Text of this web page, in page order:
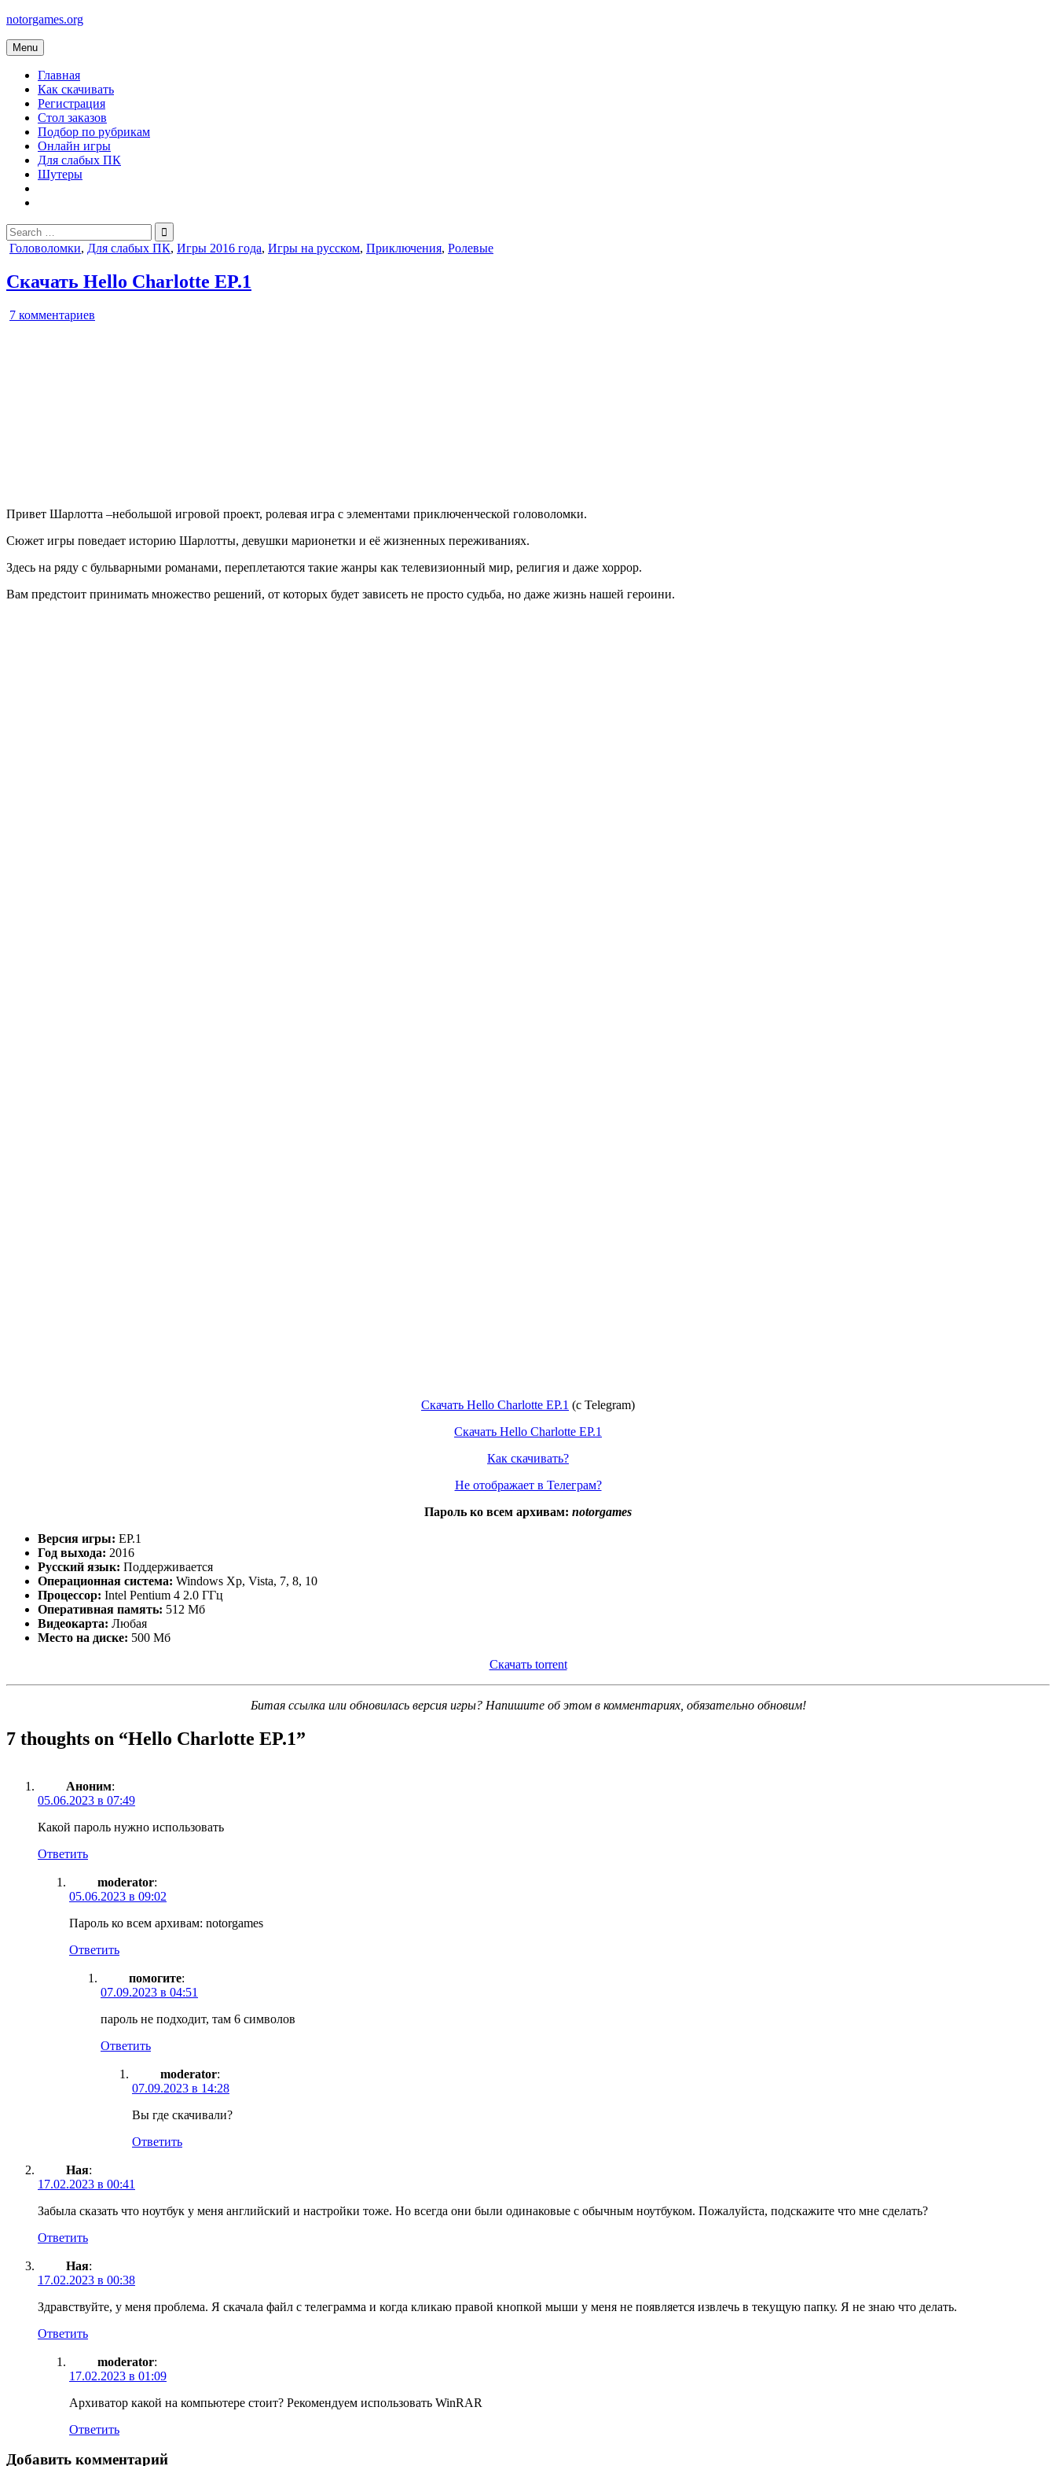
Skip
content
notorgames.org
Menu
Главная
Как скачивать
Регистрация
Стол заказов
Подбор по рубрикам
Онлайн игры
Для слабых ПК
Шутеры
Search
for:
Posted
Головоломки, Для слабых ПК, Игры 2016 года, Игры на русском, Приключения, Ролевые
Скачать Hello Charlotte EP.1
7 комментариев
Привет Шарлотта –небольшой игровой проект, ролевая игра с элементами приключенческой головоломки.
Сюжет игры поведает историю Шарлотты, девушки марионетки и её жизненных переживаниях.
Здесь на ряду с бульварными романами, переплетаются такие жанры как телевизионный мир, религия и даже хоррор.
Вам предстоит принимать множество решений, от которых будет зависеть не просто судьба, но даже жизнь нашей героини.
Скачать Hello Charlotte EP.1 (c Telegram)
Скачать Hello Charlotte EP.1
Как скачивать?
Не отображает в Телеграм?
Пароль ко всем архивам: notorgames
Версия игры: EP.1
Год выхода: 2016
Русский язык: Поддерживается
Операционная система: Windows Xp, Vista, 7, 8, 10
Процессор: Intel Pentium 4 2.0 ГГц
Оперативная память: 512 Мб
Видеокарта: Любая
Место на диске: 500 Мб
Скачать torrent
Битая ссылка или обновилась версия игры? Напишите об этом в комментариях, обязательно обновим!
7 thoughts on “Hello Charlotte EP.1”
Аноним:
05.06.2023 в 07:49
Какой пароль нужно использовать
Ответить
moderator:
05.06.2023 в 09:02
Пароль ко всем архивам: notorgames
Ответить
помогите:
07.09.2023 в 04:51
пароль не подходит, там 6 символов
Ответить
moderator:
07.09.2023 в 14:28
Вы где скачивали?
Ответить
Ная:
17.02.2023 в 00:41
Забыла сказать что ноутбук у меня английский и настройки тоже. Но всегда они были одинаковые с обычным ноутбуком. Пожалуйста, подскажите что мне сделать?
Ответить
Ная:
17.02.2023 в 00:38
Здравствуйте, у меня проблема. Я скачала файл с телеграмма и когда кликаю правой кнопкой мыши у меня не появляется извлечь в текущую папку. Я не знаю что делать.
Ответить
moderator:
17.02.2023 в 01:09
Архиватор какой на компьютере стоит? Рекомендуем использовать WinRAR
Ответить
Добавить комментарий